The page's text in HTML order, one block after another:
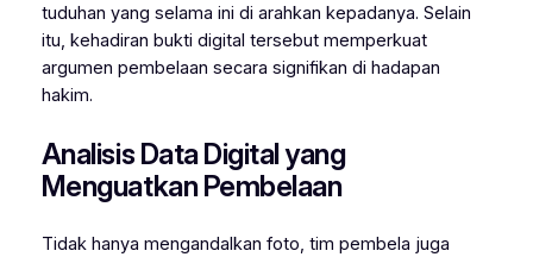
tuduhan yang selama ini di arahkan kepadanya. Selain
itu, kehadiran bukti digital tersebut memperkuat
argumen pembelaan secara signifikan di hadapan
hakim.
Analisis Data Digital yang
Menguatkan Pembelaan
Tidak hanya mengandalkan foto, tim pembela juga